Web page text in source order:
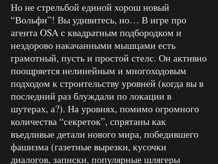
Но не стрельбой единой хорош новый
“Вольфи”! Вы удивитесь, но… В игре про
агента OSA с квадратным подбородком и
нездорово накачанными мышцами есть
грамотный, пусть и простой стелс. Он активно
поощряется нелинейным и многоходовым
подходом к строительству уровней (когда вы в
последний раз блуждали по локации в
шутерах, а?). На уровнях, помимо огромного
количества “секреток”, спрятаны как
въедливые детали нового мира, победившего
фашизма (газетные вырезки, кусочки
диалогов, записки, популярные шлягеры